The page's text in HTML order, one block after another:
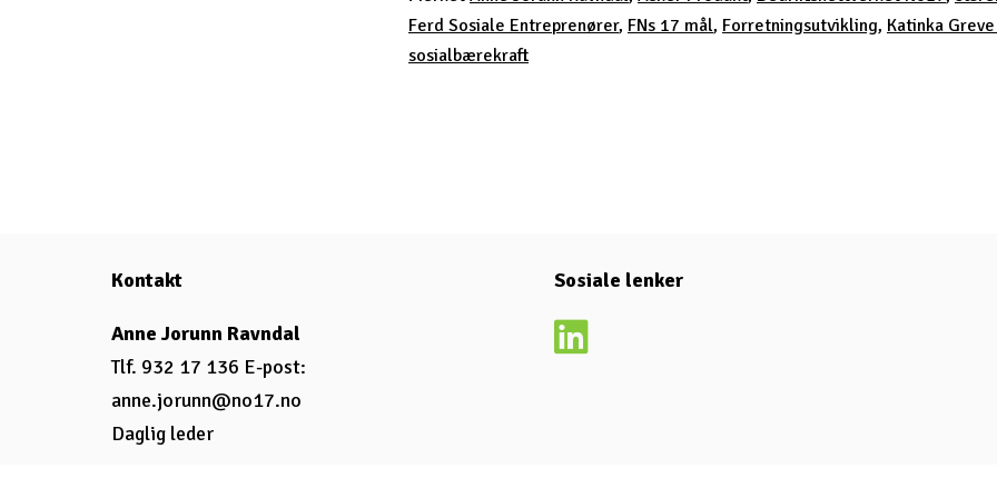
Ferd Sosiale Entreprenører, FNs 17 mål, Forretningsutvikling, Katinka
sosialbærekraft
Kontakt
Anne Jorunn Ravndal
Tlf. 932 17 136 E-post:
anne.jorunn@no17.no
Daglig leder
Sosiale lenker